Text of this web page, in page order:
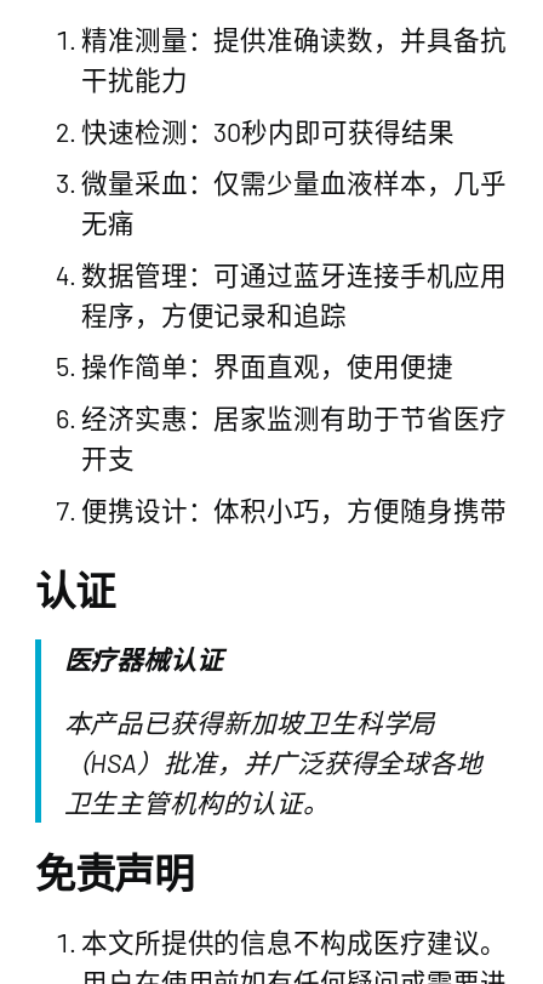
精准测量：提供准确读数，并具备抗
干扰能力
快速检测：30秒内即可获得结果
微量采血：仅需少量血液样本，几乎
无痛
数据管理：可通过蓝牙连接手机应用
程序，方便记录和追踪
操作简单：界面直观，使用便捷
经济实惠：居家监测有助于节省医疗
开支
便携设计：体积小巧，方便随身携带
认证
医疗器械认证
本产品已获得新加坡卫生科学局
（HSA）批准，并广泛获得全球各地
卫生主管机构的认证。
免责声明
本文所提供的信息不构成医疗建议。